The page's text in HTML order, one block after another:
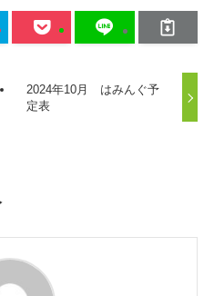
2024年10月 はみんぐ予
定表